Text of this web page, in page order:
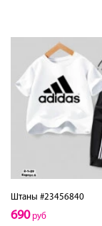
Штаны #23456840
690руб